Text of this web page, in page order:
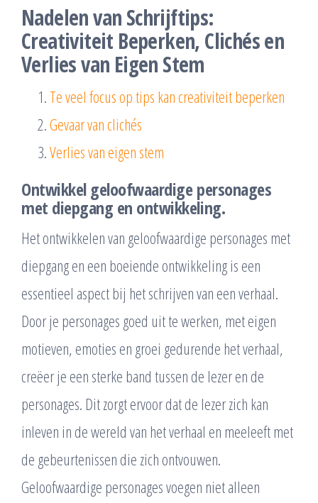
Nadelen van Schrijftips:
Creativiteit Beperken, Clichés en
Verlies van Eigen Stem
Te veel focus op tips kan creativiteit beperken
Gevaar van clichés
Verlies van eigen stem
Ontwikkel geloofwaardige personages
met diepgang en ontwikkeling.
Het ontwikkelen van geloofwaardige personages met
diepgang en een boeiende ontwikkeling is een
essentieel aspect bij het schrijven van een verhaal.
Door je personages goed uit te werken, met eigen
motieven, emoties en groei gedurende het verhaal,
creëer je een sterke band tussen de lezer en de
personages. Dit zorgt ervoor dat de lezer zich kan
inleven in de wereld van het verhaal en meeleeft met
de gebeurtenissen die zich ontvouwen.
Geloofwaardige personages voegen niet alleen